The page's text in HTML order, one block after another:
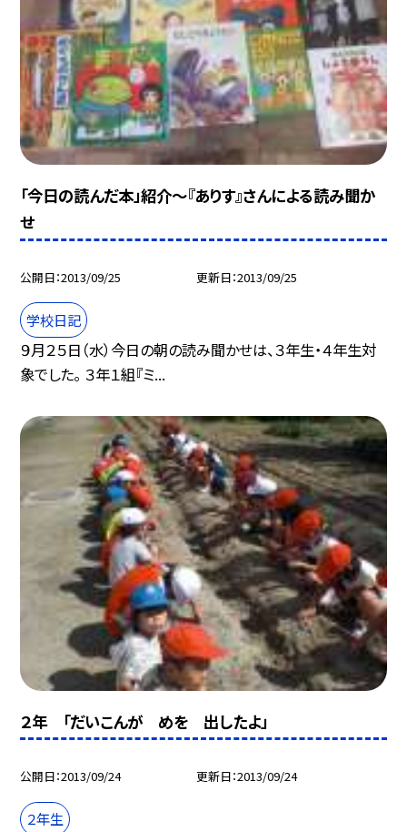
「今日の読んだ本」紹介〜『ありす』さんによる読み聞か
せ
公開日 2013/09/25 更新日 2013/09/25
学校日記
９月２５日（水）今日の朝の読み聞かせは、３年生・４年生対
象でした。 ３年１組『ミ...
２年 「だいこんが めを 出したよ」
公開日 2013/09/24 更新日 2013/09/24
２年生